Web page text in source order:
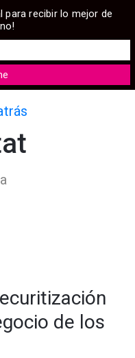
de los
para recibir lo mejor de